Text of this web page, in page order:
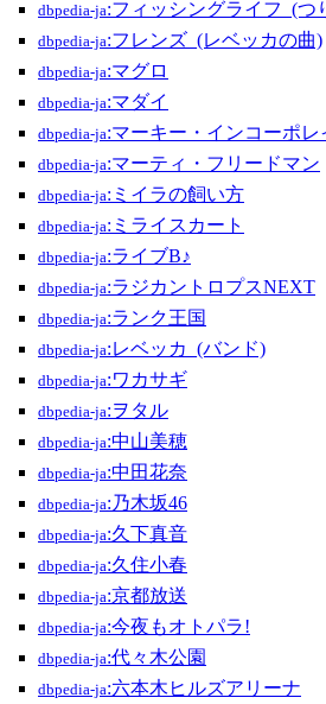
dbpedia-ja:フィッシングライフ_(つ
dbpedia-ja:フレンズ_(レベッカの曲)
dbpedia-ja:マグロ
dbpedia-ja:マダイ
dbpedia-ja:マーキー・インコーポレ
dbpedia-ja:マーティ・フリードマン
dbpedia-ja:ミイラの飼い方
dbpedia-ja:ミライスカート
dbpedia-ja:ライブB♪
dbpedia-ja:ラジカントロプスNEXT
dbpedia-ja:ランク王国
dbpedia-ja:レベッカ_(バンド)
dbpedia-ja:ワカサギ
dbpedia-ja:ヲタル
dbpedia-ja:中山美穂
dbpedia-ja:中田花奈
dbpedia-ja:乃木坂46
dbpedia-ja:久下真音
dbpedia-ja:久住小春
dbpedia-ja:京都放送
dbpedia-ja:今夜もオトパラ!
dbpedia-ja:代々木公園
dbpedia-ja:六本木ヒルズアリーナ